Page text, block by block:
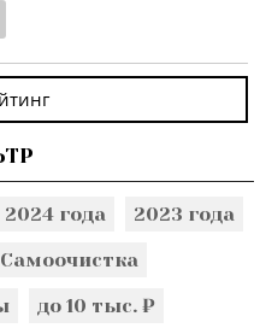
2024 года
2023 года
Самоочистка
до 10 тыс. ₽